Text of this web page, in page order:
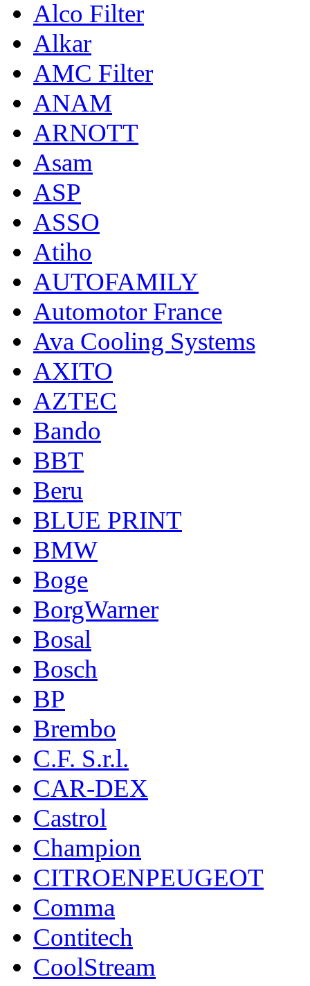
Alco Filter
Alkar
AMC Filter
ANAM
ARNOTT
Asam
ASP
ASSO
Atiho
AUTOFAMILY
Automotor France
Ava Cooling Systems
AXITO
AZTEC
Bando
BBT
Beru
BLUE PRINT
BMW
Boge
BorgWarner
Bosal
Bosch
BP
Brembo
C.F. S.r.l.
CAR-DEX
Castrol
Champion
CITROENPEUGEOT
Comma
Contitech
CoolStream